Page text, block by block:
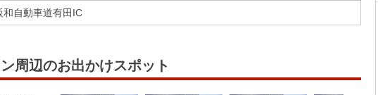
和自動車道有田IC
周辺のお出かけスポット